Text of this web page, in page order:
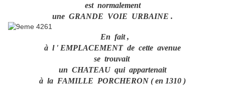
est normalement
une GRANDE VOIE URBAINE .
En fait ,
à l ' EMPLACEMENT de cette avenue
se trouvait
un CHATEAU qui appartenait
à la FAMILLE PORCHERON ( en 1310 )